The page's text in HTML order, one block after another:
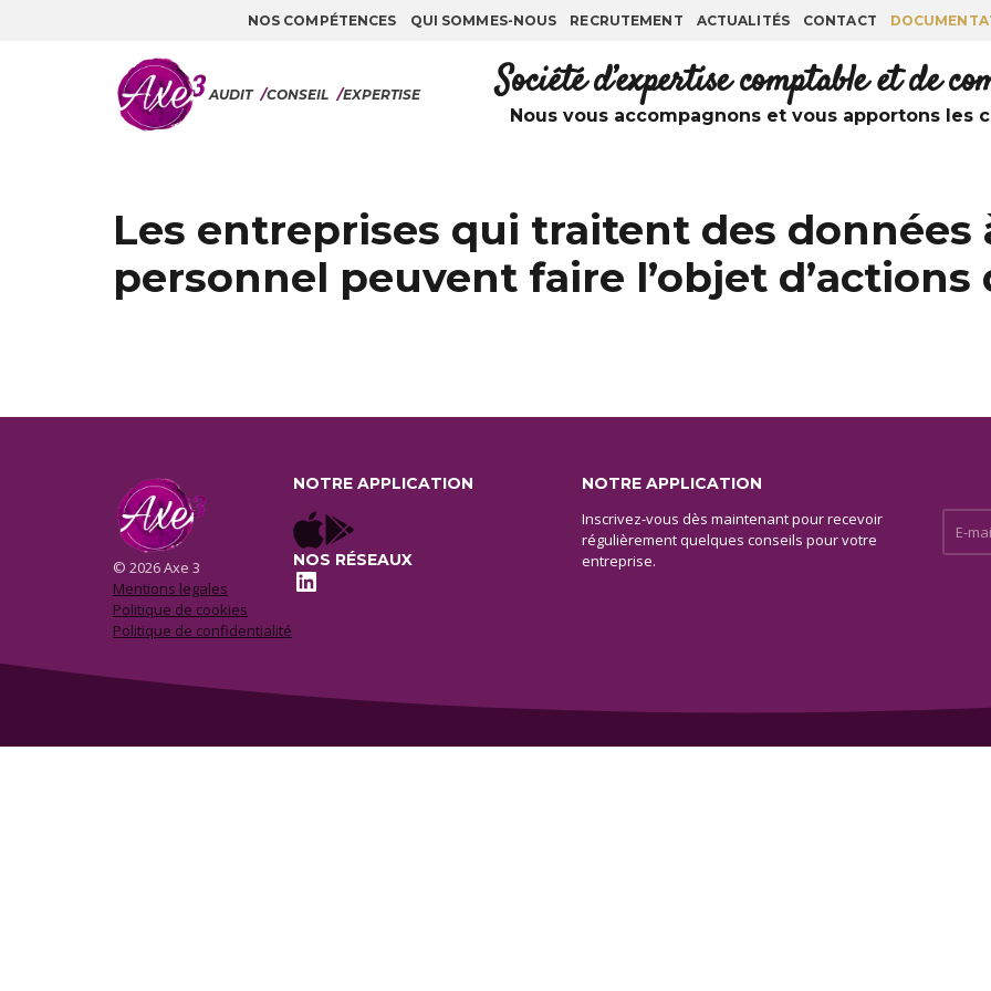
NOS COMPÉTENCES QUI SOMMES-NOUS RECRUTEMENT ACTUALITÉS CONTACT
AUDIT /CONSEIL /EXPERTISE Société d’expertise comptable et de
Nous vous accompagnons et vous apportons les
Les entreprises qui traitent des données
personnel peuvent faire l’objet d’actions
© 2026 Axe 3
Mentions legales
Politique de cookies
Politique de confidentialité
NOTRE APPLICATION
NOS RÉSEAUX
LinkedIn
NOTRE APPLICATION
Inscrivez-vous dès maintenant pour recevoir
régulièrement quelques conseils pour votre
entreprise.